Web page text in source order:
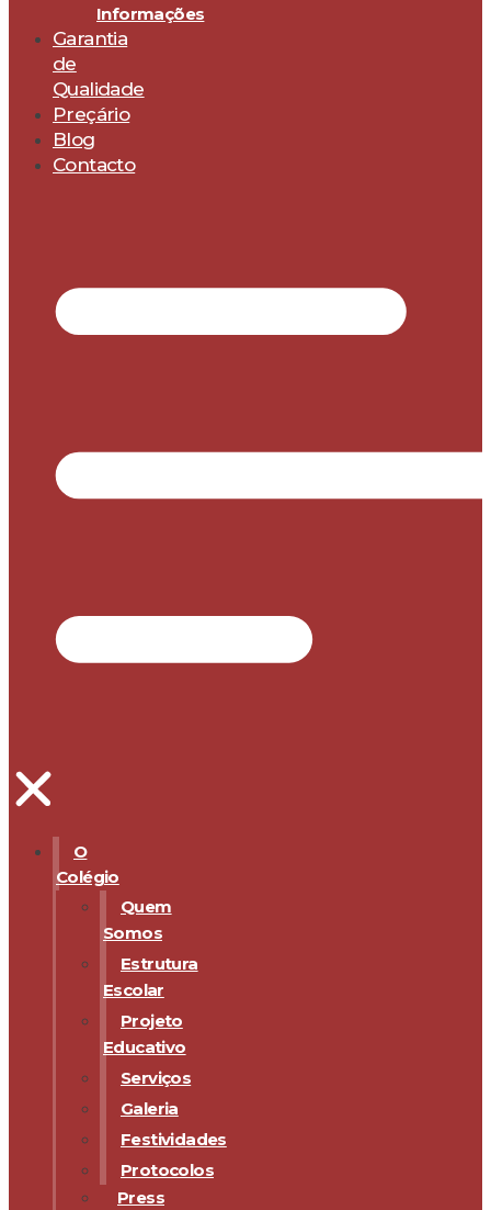
Informações
Garantia
de
Qualidade
Preçário
Blog
Contacto
O
Colégio
Quem
Somos
Estrutura
Escolar
Projeto
Educativo
Serviços
Galeria
Festividades
Protocolos
Press